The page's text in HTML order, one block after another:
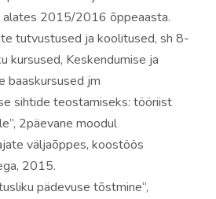
2015/2016 õppeaasta.
tutvustused ja koolitused, sh 8-
kursused, Keskendumise ja
baaskursused jm
sihtide teostamiseks: tööriist
2päevane moodul
väljaõppes, koostöös
2015.
pädevuse tõstmine“,